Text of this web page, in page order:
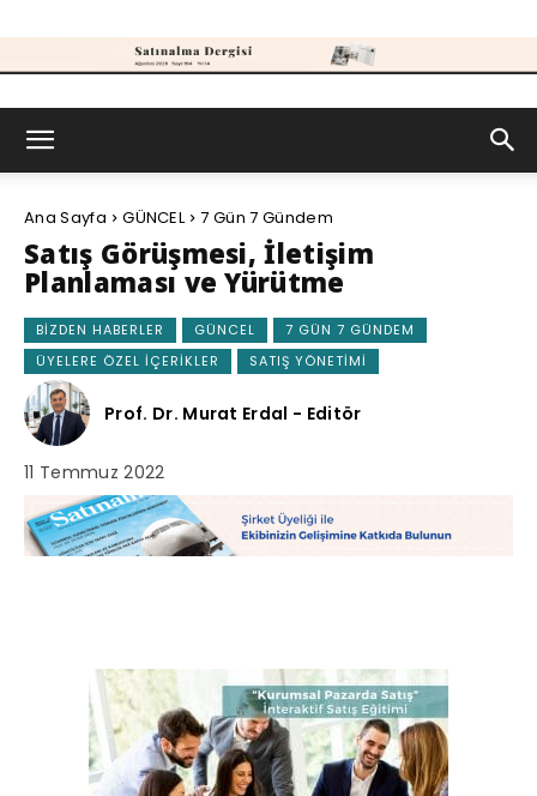
Dergisi
Ana Sayfa GÜNCEL 7 Gün 7 Gündem
Satış Görüşmesi, İletişim
Planlaması ve Yürütme
BIZDEN HABERLER GÜNCEL
7 GÜN 7 GÜNDEM
ÜYELERE ÖZEL İÇERIKLER
SATIŞ YÖNETIMI
Prof. Dr. Murat Erdal - Editör
11 Temmuz 2022